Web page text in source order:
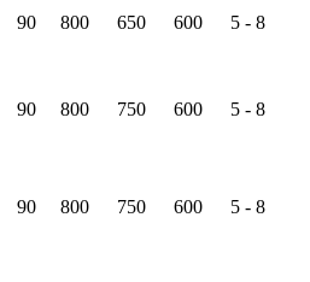
90 800 650 600 5 - 8
90 800 750 600 5 - 8
90 800 750 600 5 - 8